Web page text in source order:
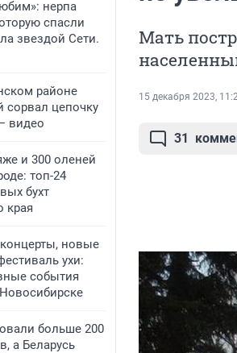
нерпа
спасли
звездой Сети.
районе
сорвал цепочку
видео
и 300 оленей
топ-24
бухт
края
новые
ухи:
события
больше 200
а Беларусь
Мать
15 декабря 2023,
31